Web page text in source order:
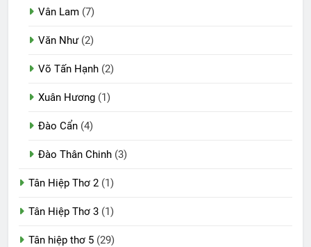
Vân Lam (7)
Văn Như(2)
Võ Tấn Hạnh (2)
Xuân Hương (1)
Đào Cẩn (4)
Đào Thân Chinh (3)
Tân Hiệp Thơ 2 (1)
Tân Hiệp Thơ 3 (1)
Tân hiệp thơ 5 (29)